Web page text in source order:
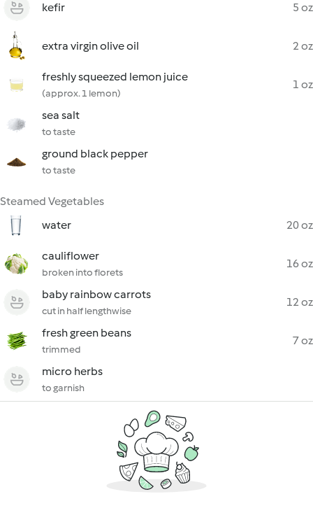
kefir 5 oz
extra virgin olive oil 2 oz
freshly squeezed lemon juice
(approx. 1 lemon)
1 oz
sea salt
to taste
ground black pepper
to taste
Steamed Vegetables
water
20 oz
cauliflower
broken into florets
16 oz
baby rainbow carrots
cut in half lengthwise
12 oz
fresh green beans
trimmed
7 oz
micro herbs
to garnish